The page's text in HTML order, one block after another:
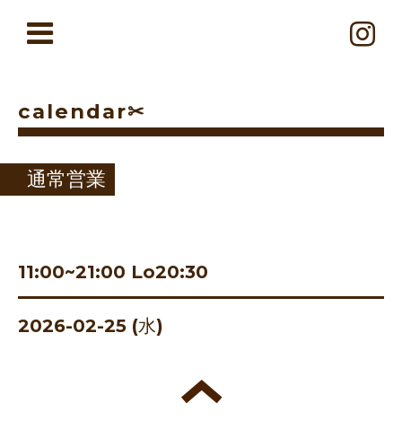
calendar✂︎
通常営業
11:00~21:00 Lo20:30
2026-02-25 (水)